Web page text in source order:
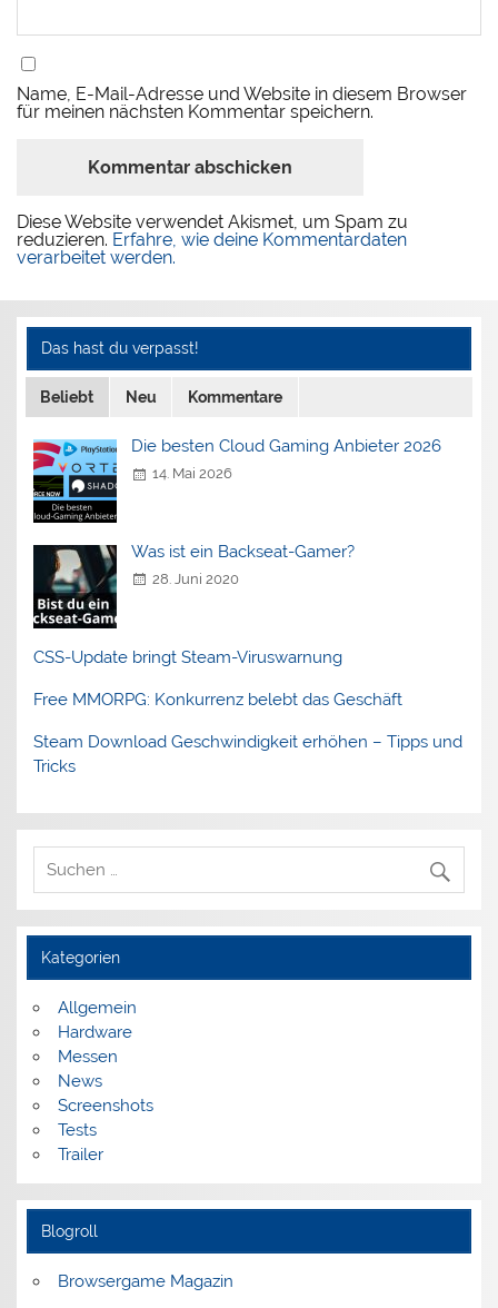
Name, E-Mail-Adresse und Website in diesem Browser
für meinen nächsten Kommentar speichern.
Diese Website verwendet Akismet, um Spam zu
reduzieren. Erfahre, wie deine Kommentardaten
verarbeitet werden.
Das hast du verpasst!
Beliebt Neu Kommentare
Die besten Cloud Gaming Anbieter 2026
14. Mai 2026
Was ist ein Backseat-Gamer?
28. Juni 2020
CSS-Update bringt Steam-Viruswarnung
Free MMORPG: Konkurrenz belebt das Geschäft
Steam Download Geschwindigkeit erhöhen – Tipps und
Tricks
Kategorien
Allgemein
Hardware
Messen
News
Screenshots
Tests
Trailer
Blogroll
Browsergame Magazin